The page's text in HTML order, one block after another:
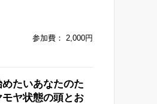
参加費： 2,000円
めたいあなたのた
ヤ状態の頭とお